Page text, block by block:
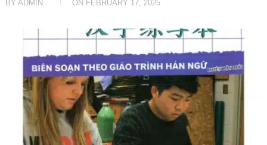
BY ADMIN ON FEBRUARY 17, 2025
HỌC TRUNG TRUNG